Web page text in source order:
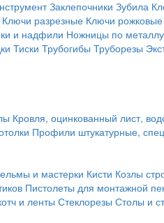
Заклепочники Зубила
Ключи разрезные Ключи рожковые
и надфили Ножницы по металлу
Тиски Трубогибы Труборезы
Кровля, оцинкованный лист,
Профили штукатурные,
и мастерки Кисти Козлы
Пистолеты для монтажной
и ленты Стеклорезы Столы и